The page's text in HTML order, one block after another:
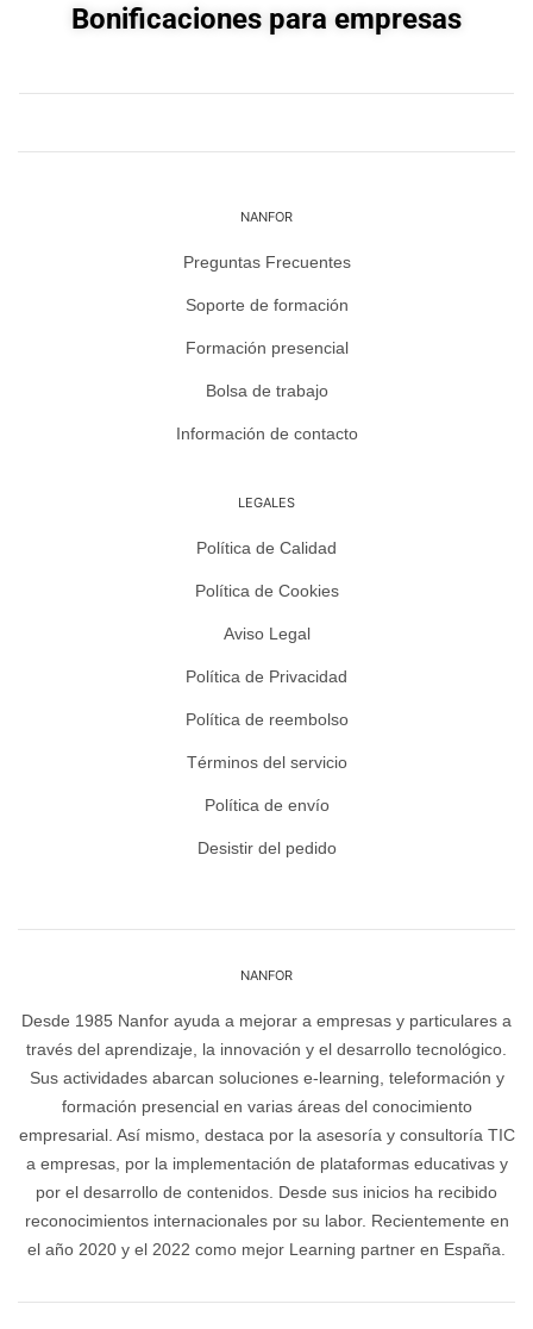
Bonificaciones para empresas
NANFOR
Preguntas Frecuentes
Soporte de formación
Formación presencial
Bolsa de trabajo
Información de contacto
LEGALES
Política de Calidad
Política de Cookies
Aviso Legal
Política de Privacidad
Política de reembolso
Términos del servicio
Política de envío
Desistir del pedido
NANFOR
Desde 1985 Nanfor ayuda a mejorar a empresas y particulares a
través del aprendizaje, la innovación y el desarrollo tecnológico.
Sus actividades abarcan soluciones e-learning, teleformación y
formación presencial en varias áreas del conocimiento
empresarial. Así mismo, destaca por la asesoría y consultoría TIC
a empresas, por la implementación de plataformas educativas y
por el desarrollo de contenidos. Desde sus inicios ha recibido
reconocimientos internacionales por su labor. Recientemente en
el año 2020 y el 2022 como mejor Learning partner en España.